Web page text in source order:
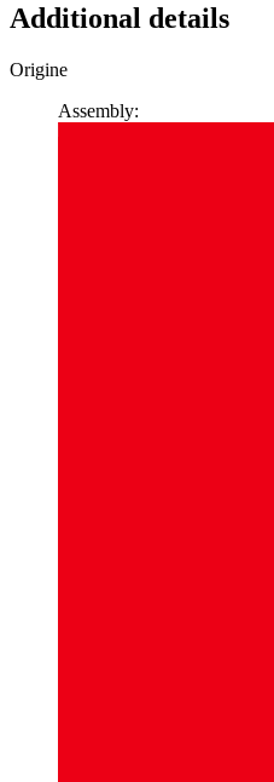
Additional details
Origine
Assembly: